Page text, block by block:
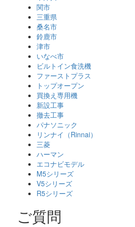
関市
三重県
桑名市
鈴鹿市
津市
いなべ市
ビルトイン食洗機
ファーストプラス
トップオープン
買換え専用機
新設工事
撤去工事
パナソニック
リンナイ（Rinnai）
三菱
ハーマン
エコナビモデル
M5シリーズ
V5シリーズ
R5シリーズ
ご質問